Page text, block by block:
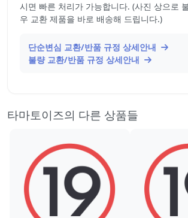
시면 빠른 처리가 가능합니다. (사진 상으로
우 교환 제품을 바로 배송해 드립니다.)
단순변심 교환/반품 규정 상세안내
불량 교환/반품 규정 상세안내
타마토이즈의 다른 상품들